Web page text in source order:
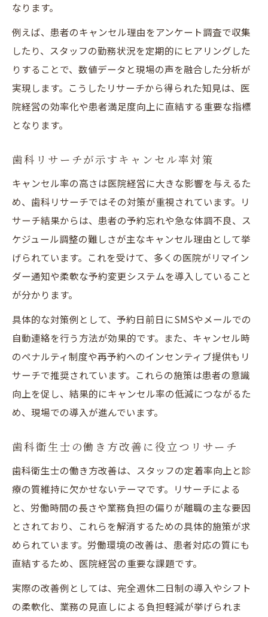
なります。
例えば、患者のキャンセル理由をアンケート調査で収集
したり、スタッフの勤務状況を定期的にヒアリングした
りすることで、数値データと現場の声を融合した分析が
実現します。こうしたリサーチから得られた知見は、医
院経営の効率化や患者満足度向上に直結する重要な指標
となります。
歯科リサーチが示すキャンセル率対策
キャンセル率の高さは医院経営に大きな影響を与えるた
め、歯科リサーチではその対策が重視されています。リ
サーチ結果からは、患者の予約忘れや急な体調不良、ス
ケジュール調整の難しさが主なキャンセル理由として挙
げられています。これを受けて、多くの医院がリマイン
ダー通知や柔軟な予約変更システムを導入していること
が分かります。
具体的な対策例として、予約日前日にSMSやメールでの
自動連絡を行う方法が効果的です。また、キャンセル時
のペナルティ制度や再予約へのインセンティブ提供もリ
サーチで推奨されています。これらの施策は患者の意識
向上を促し、結果的にキャンセル率の低減につながるた
め、現場での導入が進んでいます。
歯科衛生士の働き方改善に役立つリサーチ
歯科衛生士の働き方改善は、スタッフの定着率向上と診
療の質維持に欠かせないテーマです。リサーチによる
と、労働時間の長さや業務負担の偏りが離職の主な要因
とされており、これらを解消するための具体的施策が求
められています。労働環境の改善は、患者対応の質にも
直結するため、医院経営の重要な課題です。
実際の改善例としては、完全週休二日制の導入やシフト
の柔軟化、業務の見直しによる負担軽減が挙げられま